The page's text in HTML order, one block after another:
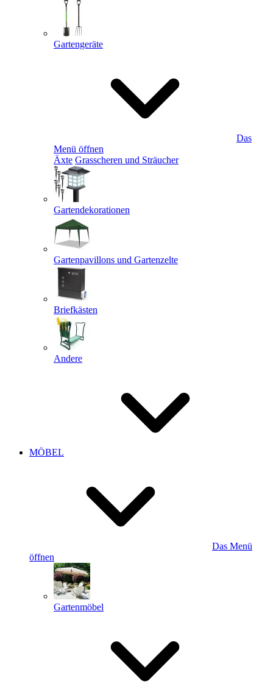
Gartengeräte
Das
Menü öffnen
Äxte Grasscheren und Sträucher
Gartendekorationen
Gartenpavillons und Gartenzelte
Briefkästen
Andere
MÖBEL
Das Menü
öffnen
Gartenmöbel